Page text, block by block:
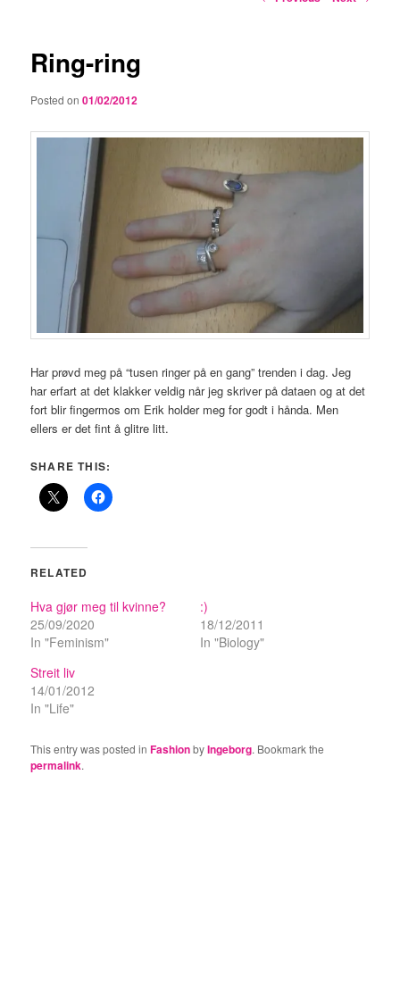
Ring-ring
Posted on01/02/2012
Har prøvd meg på “tusen ringer på en gang” trenden i dag. Jeg
har erfart at det klakker veldig når jeg skriver på dataen og at det
fort blir fingermos om Erik holder meg for godt i hånda. Men
ellers er det fint å glitre litt.
SHARE THIS:
RELATED
Hva gjør meg til kvinne?
25/09/2020
In "Feminism"
:)
18/12/2011
In "Biology"
Streit liv
14/01/2012
In "Life"
This entry was posted inFashionbyIngeborg. Bookmark the
permalink.